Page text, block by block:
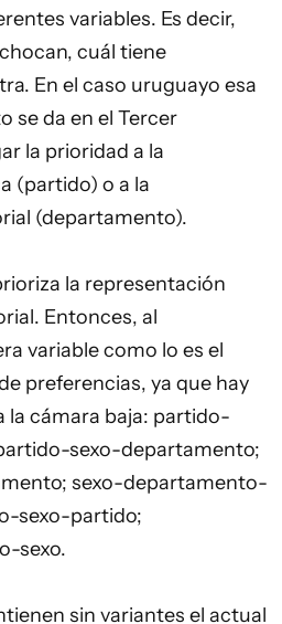
variables. Es decir,
cuál tiene
En el caso uruguayo esa
se da en el Tercer
la prioridad a la
(partido) o a la
(departamento).
la representación
Entonces, al
variable como lo es el
preferencias, ya que hay
la cámara baja: partido-
sexo-departamento;
sexo-departamento-
sexo-partido;
sexo.
sin variantes el actual